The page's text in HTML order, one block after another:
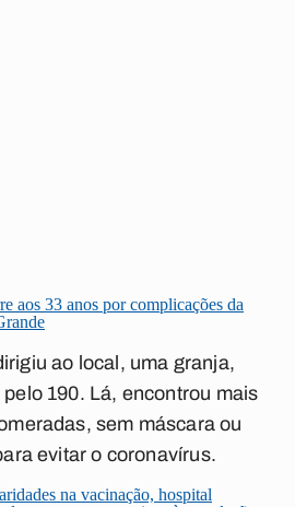
aos 33 anos por complicações da
ao local, uma granja,
190. Lá, encontrou mais
sem máscara ou
evitar o coronavírus.
na vacinação, hospital